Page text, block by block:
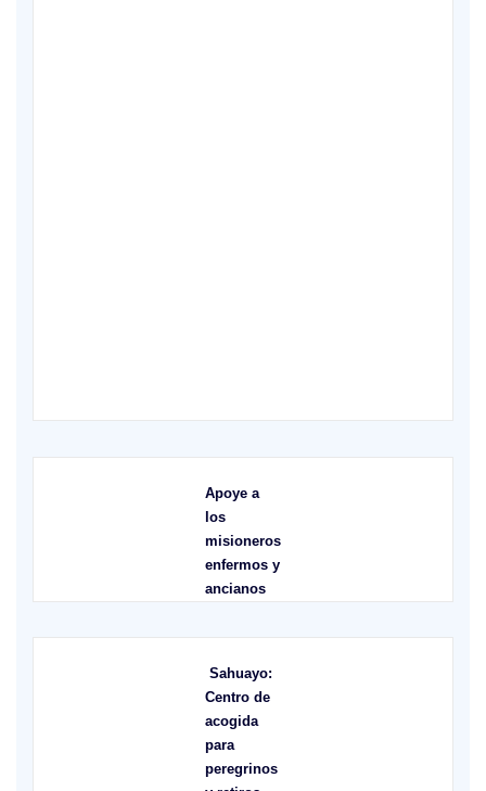
Apoye a
los
misioneros
enfermos y
ancianos
Sahuayo:
Centro de
acogida
para
peregrinos